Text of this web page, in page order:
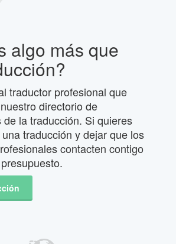
algo más que
traductor profesional que
directorio de
de la traducción. Si quieres
traducción y dejar que los
contacten contigo